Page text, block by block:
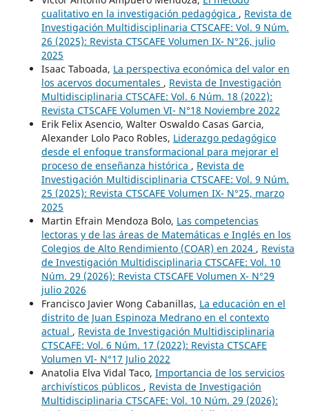
cualitativo en la investigación pedagógica , Revista de
Investigación Multidisciplinaria CTSCAFE: Vol. 9 Núm.
26 (2025): Revista CTSCAFE Volumen IX- N°26, julio
2025
Isaac Taboada, La perspectiva económica del valor en
los acervos documentales , Revista de Investigación
Multidisciplinaria CTSCAFE: Vol. 6 Núm. 18 (2022):
Revista CTSCAFE Volumen VI- N°18 Noviembre 2022
Erik Felix Asencio, Walter Oswaldo Casas Garcia,
Alexander Lolo Paco Robles, Liderazgo pedagógico
desde el enfoque transformacional para mejorar el
proceso de enseñanza histórica , Revista de
Investigación Multidisciplinaria CTSCAFE: Vol. 9 Núm.
25 (2025): Revista CTSCAFE Volumen IX- N°25, marzo
2025
Martin Efrain Mendoza Bolo, Las competencias
lectoras y de las áreas de Matemáticas e Inglés en los
Colegios de Alto Rendimiento (COAR) en 2024 , Revista
de Investigación Multidisciplinaria CTSCAFE: Vol. 10
Núm. 29 (2026): Revista CTSCAFE Volumen X- N°29
julio 2026
Francisco Javier Wong Cabanillas, La educación en el
distrito de Juan Espinoza Medrano en el contexto
actual , Revista de Investigación Multidisciplinaria
CTSCAFE: Vol. 6 Núm. 17 (2022): Revista CTSCAFE
Volumen VI- N°17 Julio 2022
Anatolia Elva Vidal Taco, Importancia de los servicios
archivísticos públicos , Revista de Investigación
Multidisciplinaria CTSCAFE: Vol. 10 Núm. 29 (2026):